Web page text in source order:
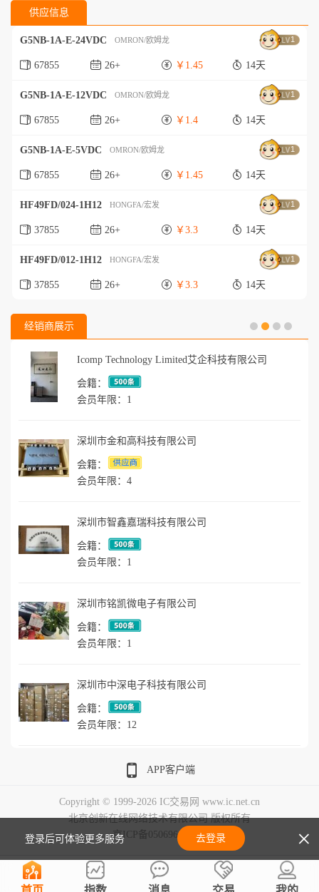
供应信息
G5NB-1A-E-24VDC OMRON/欧姆龙 1
67855 26+ ￥1.45 14天
G5NB-1A-E-12VDC OMRON/欧姆龙 1
67855 26+ ￥1.4 14天
G5NB-1A-E-5VDC OMRON/欧姆龙 1
67855 26+ ￥1.45 14天
HF49FD/024-1H12 HONGFA/宏发 1
37855 26+ ￥3.3 14天
HF49FD/012-1H12 HONGFA/宏发 1
37855 26+ ￥3.3 14天
经销商展示
Icomp Technology Limited艾企科技有限公司
会籍：
会员年限：1
深圳市金和高科技有限公司
会籍：
会员年限：4
深圳市智鑫嘉瑞科技有限公司
会籍：
会员年限：1
深圳市铭凯微电子有限公司
会籍：
会员年限：1
深圳市中深电子科技有限公司
会籍：
会员年限：12
APP客户端
Copyright © 1999-2026 IC交易网 www.ic.net.cn
北京创新在线网络技术有限公司 版权所有
京ICP备05069643号-7
登录后可体验更多服务 去登录 ×